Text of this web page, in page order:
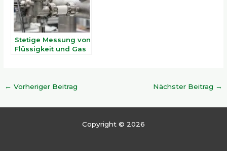
Stetige Messung von
Flüssigkeit und Gas
← Vorheriger Beitrag Nächster Beitrag →
Copyright © 2026